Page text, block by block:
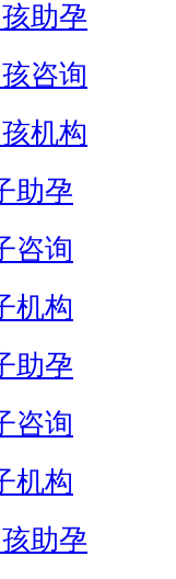
助孕
咨询
机构
助孕
咨询
机构
助孕
咨询
机构
助孕